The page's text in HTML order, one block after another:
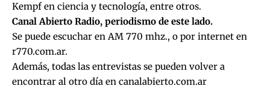
Kempf en ciencia y tecnología, entre otros.
Canal Abierto Radio, periodismo de este lado.
Se puede escuchar en AM 770 mhz., o por internet en
r770.com.ar.
Además, todas las entrevistas se pueden volver a
encontrar al otro día en canalabierto.com.ar